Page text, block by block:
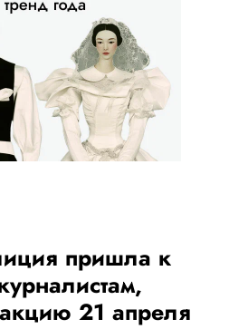
пришла к
21 апреля